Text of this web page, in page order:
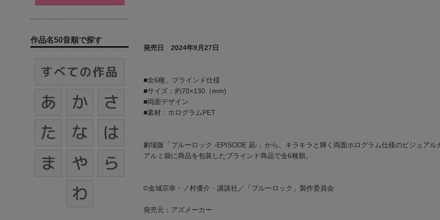
発売日 2024年9月27日
■全6種、ブラインド仕様
■サイズ：約70×130（mm)
■両面デザイン
■素材：ホログラムPET
劇場版「ブルーロック -EPISODE 凪-」から、キラキラと輝く両面ホログラム仕様のビジュアル
アルミ袋に商品を包装したブラインド商品で全6種類。
©金城宗幸・ノ村優介・講談社／「ブルーロック」製作委員会
発売元：アズメーカー
作品名50音順で探す